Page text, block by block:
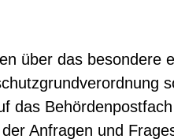
über das besondere
das
Anfragen und